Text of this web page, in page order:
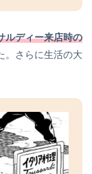
ルディー来店時の
。さらに生活の大